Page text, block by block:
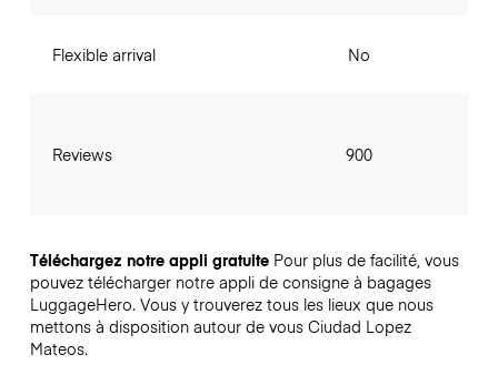
Flexible arrival
Reviews
No
900
Téléchargez notre appli gratuite Pour plus de facilité, vous
pouvez télécharger notre appli de consigne à bagages
LuggageHero. Vous y trouverez tous les lieux que nous
mettons à disposition autour de vous Ciudad Lopez
Mateos.